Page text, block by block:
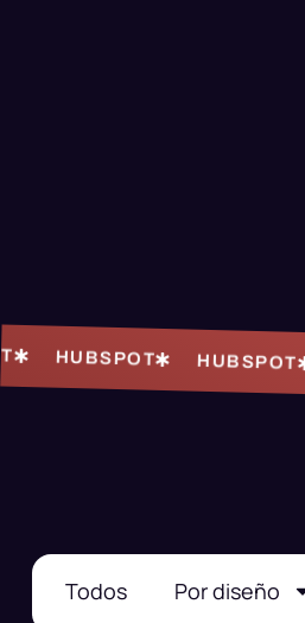
HUBSPOT HUBSPOT
Todos Por diseño